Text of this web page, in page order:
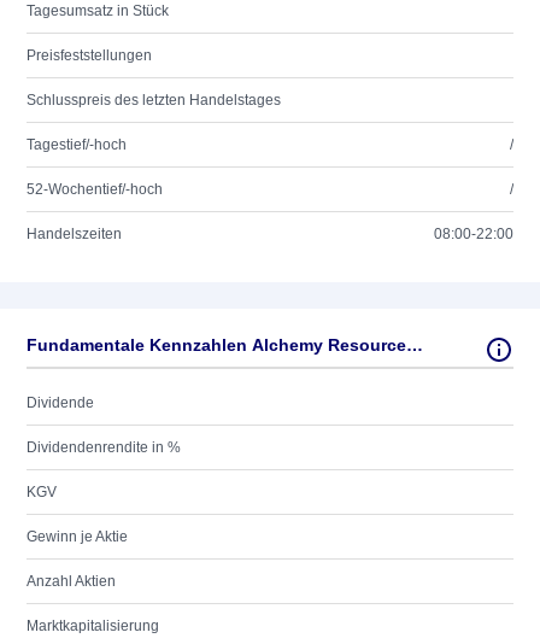
Tagesumsatz in Stück
Preisfeststellungen
Schlusspreis des letzten Handelstages
Tagestief/-hoch /
52-Wochentief/-hoch /
Handelszeiten 08:00-22:00
Fundamentale Kennzahlen Alchemy Resources Ltd.
Dividende
Dividendenrendite in %
KGV
Gewinn je Aktie
Anzahl Aktien
Marktkapitalisierung